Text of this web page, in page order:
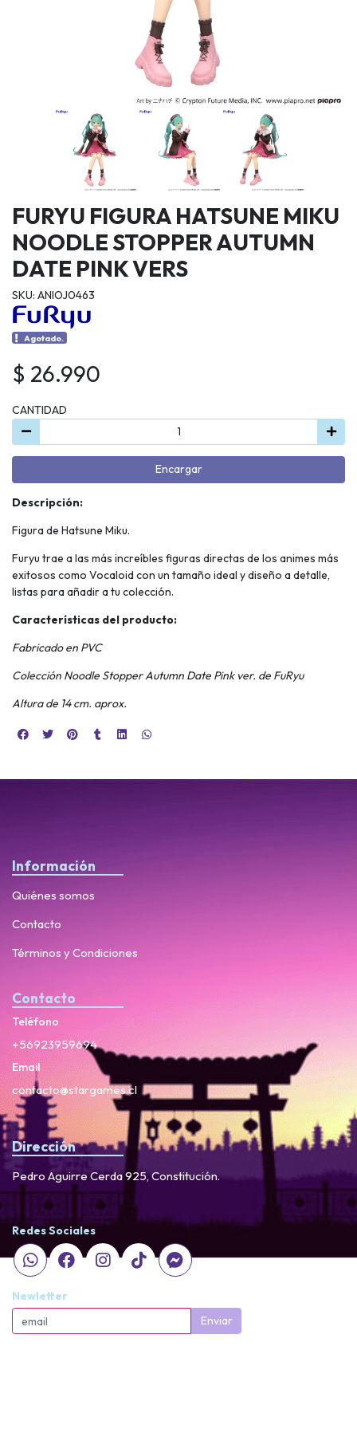
FURYU FIGURA HATSUNE MIKU
NOODLE STOPPER AUTUMN
DATE PINK VERS
SKU: ANIOJ0463
Agotado.
$ 26.990
CANTIDAD
Encargar
Descripción:
Figura de Hatsune Miku.
Furyu trae a las más increíbles figuras directas de los animes más
exitosos como Vocaloid con un tamaño ideal y diseño a detalle,
listas para añadir a tu colección.
Características del producto:
Fabricado en PVC
Colección Noodle Stopper Autumn Date Pink ver. de FuRyu
Altura de 14 cm. aprox.
Información
Quiénes somos
Contacto
Términos y Condiciones
Contacto
Teléfono
+56923959694
Email
contacto@stargames.cl
Dirección
Pedro Aguirre Cerda 925, Constitución.
Redes Sociales
Newletter
Enviar